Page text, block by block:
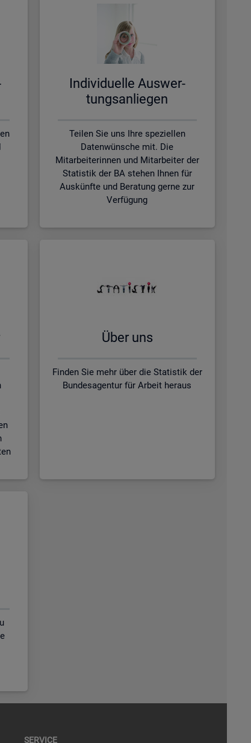
In­di­vi­du­el­le Aus­wer­
tungs­an­lie­gen
Teilen Sie uns Ihre speziellen
Datenwünsche mit. Die
Mitarbeiterinnen und Mitarbeiter der
Statistik der BA stehen Ihnen für
Auskünfte und Beratung gerne zur
Verfügung
Über uns
Finden Sie mehr über die Statistik der
Bundesagentur für Arbeit heraus
SER­VICE